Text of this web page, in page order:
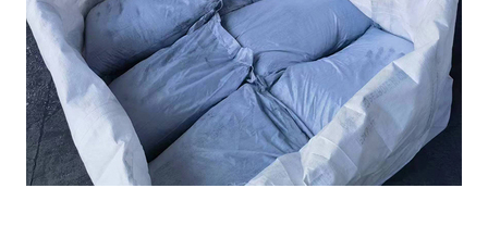
湖北铬铁
湖北球化剂
湖北增碳剂